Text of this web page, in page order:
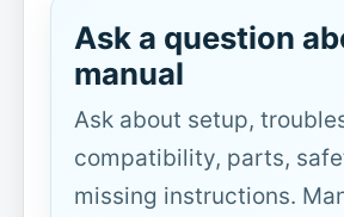
Ask a question
manual
Ask about setup,
compatibility, parts,
missing instructions.